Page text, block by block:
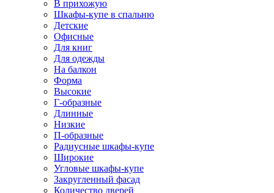
В прихожую
Шкафы-купе в спальню
Детские
Офисные
Для книг
Для одежды
На балкон
Форма
Высокие
Г-образные
Длинные
Низкие
П-образные
Радиусные шкафы-купе
Широкие
Угловые шкафы-купе
Закругленный фасад
Количество дверей